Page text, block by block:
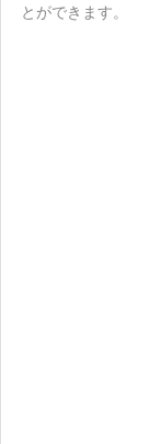
とができます。